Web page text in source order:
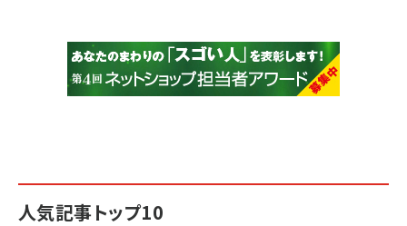
人気記事トップ10